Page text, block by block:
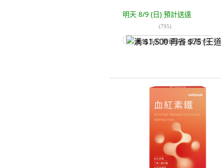
明天 8/9 (日) 預計送達
(795)
满 $1,500 再省 $75 (王道卡)